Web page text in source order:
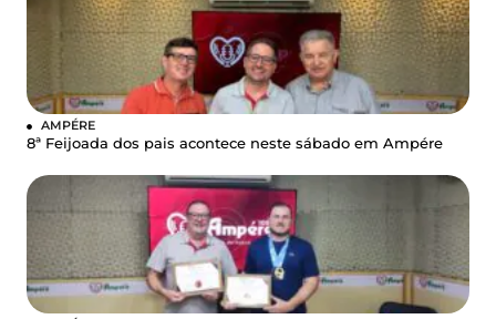
AMPÉRE
8ª Feijoada dos pais acontece neste sábado em Ampére